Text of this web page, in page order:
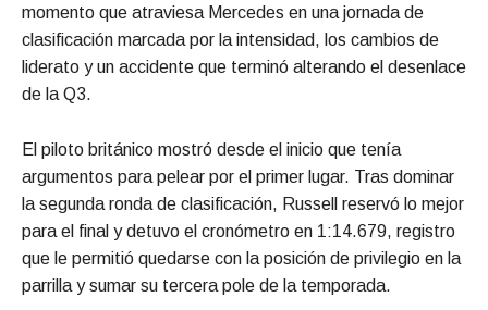
momento que atraviesa Mercedes en una jornada de
clasificación marcada por la intensidad, los cambios de
liderato y un accidente que terminó alterando el desenlace
de la Q3.
El piloto británico mostró desde el inicio que tenía
argumentos para pelear por el primer lugar. Tras dominar
la segunda ronda de clasificación, Russell reservó lo mejor
para el final y detuvo el cronómetro en 1:14.679, registro
que le permitió quedarse con la posición de privilegio en la
parrilla y sumar su tercera pole de la temporada.